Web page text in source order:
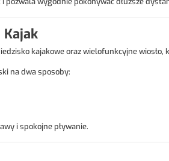
Kajak
kajakowe oraz wielofunkcyjne wiosło,
na dwa sposoby:
i spokojne pływanie.